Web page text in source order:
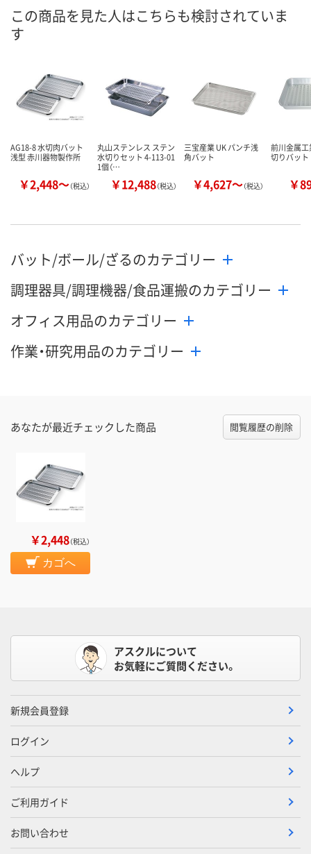
この商品を見た人はこちらも検討されていま
す
AG18-8 水切肉バット
浅型 赤川器物製作所
￥2,448～（税込）
丸山ステンレス ステン
水切りセット 4-113-01
1個（…
￥12,488（税込）
三宝産業 UK パンチ浅
角バット
￥4,627～（税込）
前川金属工
切りバット
￥
バット/ボール/ざるのカテゴリー
調理器具/調理機器/食品運搬のカテゴリー
オフィス用品のカテゴリー
作業・研究用品のカテゴリー
あなたが最近チェックした商品 閲覧履歴の削除
￥2,448（税込）
カゴへ
アスクルについて
お気軽にご質問ください。
新規会員登録
ログイン
ヘルプ
ご利用ガイド
お問い合わせ